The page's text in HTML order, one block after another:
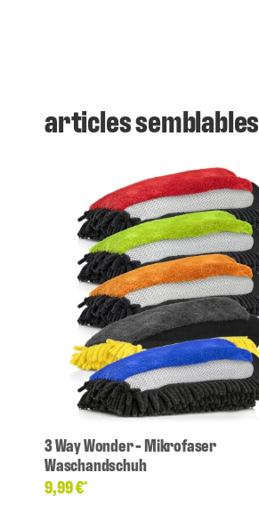
articles semblables
3 Way Wonder - Mikrofaser
Waschandschuh
9,99 €*